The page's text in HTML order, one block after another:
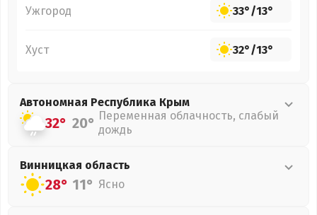
Ужгород 33°/13°
Хуст 32°/13°
Автономная Республика Крым
32° 20° Переменная облачность, слабый
дождь
Винницкая область
28° 11° Ясно